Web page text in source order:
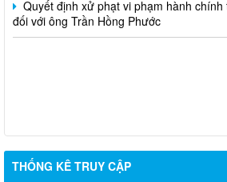
đối với ông Trần Hồng Phước
THỐNG KÊ TRUY CẬP